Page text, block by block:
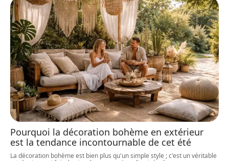
Pourquoi la décoration bohème en extérieur
est la tendance incontournable de cet été
La décoration bohème est bien plus qu'un simple style ; c'est un véritable